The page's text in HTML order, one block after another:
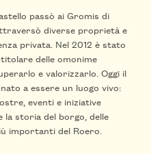
passò ai Gromis di
diverse proprietà e
privata. Nel 2012 è stato
delle omonime
e valorizzarlo. Oggi il
a essere un luogo vivo:
eventi e iniziative
storia del borgo, delle
importanti del Roero.